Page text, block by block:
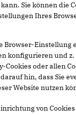
Sie können die
Ihres
Browser-Einstellung
konfigurieren und z.
Cookies oder allen
hin, dass Sie
Website nutzen
von